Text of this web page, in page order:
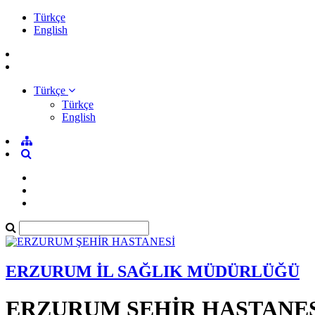
Türkçe
English
Türkçe
Türkçe
English
ERZURUM İL SAĞLIK MÜDÜRLÜĞÜ
ERZURUM ŞEHİR